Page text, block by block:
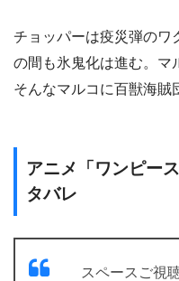
チョッパーは疫災弾のワ
の間も氷鬼化は進む。マ
そんなマルコに百獣海賊
アニメ「ワンピー
タバレ
スペースご視